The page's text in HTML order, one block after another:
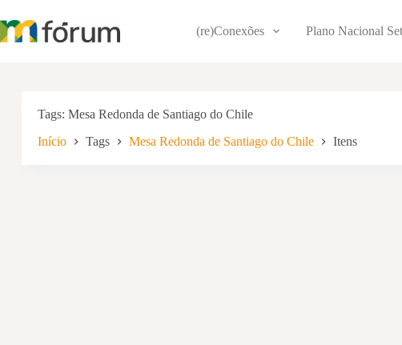
para
o
(re)Conexões Plano Nacional
Tags Mesa Redonda de Santiago do Chile
Início Tags Mesa Redonda de Santiago do Chile Itens